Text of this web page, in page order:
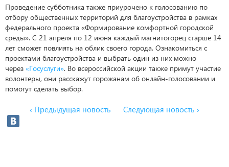
Проведение субботника также приурочено к голосованию по
отбору общественных территорий для благоустройства в рамках
федерального проекта «Формирование комфортной городской
среды». С 21 апреля по 12 июня каждый магнитогорец старше 14
лет сможет повлиять на облик своего города. Ознакомиться с
проектами благоустройства и выбрать один из них можно
через «Госуслуги». Во всероссийской акции также примут участие
волонтеры, они расскажут горожанам об онлайн-голосовании и
помогут сделать выбор.
‹ Предыдущая новость Следующая новость ›